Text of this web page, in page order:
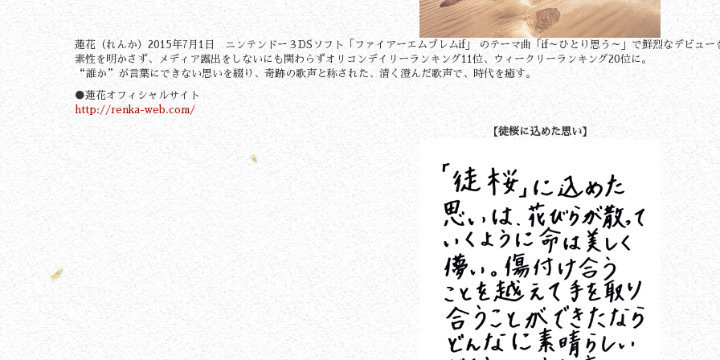
蓮花（れんか）2015年7月1日 ニンテンドー３DSソフト「ファイアーエムブレムif」 のテーマ曲「if～ひとり思う～」で鮮烈なデビュー
素性を明かさず、メディア露出をしないにも関わらずオリコンデイリーランキング11位、ウィークリーランキング20位に。
“誰か”が言葉にできない思いを綴り、奇跡の歌声と称された、清く澄んだ歌声で、時代を癒す。
●蓮花オフィシャルサイト
http://renka-web.com/
【徒桜に込めた思い】